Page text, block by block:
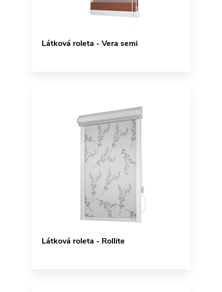
Látková roleta - Vera semi
Látková roleta - Rollite